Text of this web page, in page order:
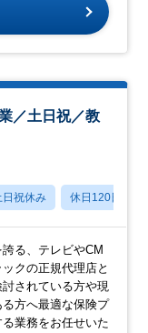
／土日祝／教
日祝休み 休日120日以上
る、テレビやCM
クの正規代理店と
されている方や現
方へ最適な保険プ
業務をお任せいた